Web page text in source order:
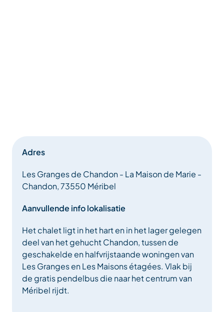
Adres
Les Granges de Chandon - La Maison de Marie -
Chandon, 73550 Méribel
Aanvullende info lokalisatie
Het chalet ligt in het hart en in het lager gelegen
deel van het gehucht Chandon, tussen de
geschakelde en halfvrijstaande woningen van
Les Granges en Les Maisons étagées. Vlak bij
de gratis pendelbus die naar het centrum van
Méribel rijdt.